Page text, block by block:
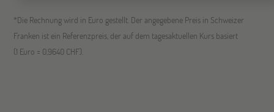
*Die Rechnung wird in Euro gestellt. Der angegebene Preis in Schweizer
Franken ist ein Referenzpreis, der auf dem tagesaktuellen Kurs basiert
(1 Euro = 0,9640 CHF).